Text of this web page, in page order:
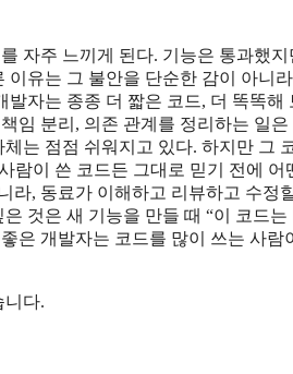
자주 느끼게 된다. 기능은 통과했
유는 그 불안을 단순한 감이 아니
자는 종종 더 짧은 코드, 더 똑똑
분리, 의존 관계를 정리하는 일
는 점점 쉬워지고 있다. 하지만 그
이 쓴 코드든 그대로 믿기 전에
, 동료가 이해하고 리뷰하고 수
것은 새 기능을 만들 때 “이 코드
은 개발자는 코드를 많이 쓰는 사
니다.